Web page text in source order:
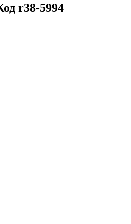
r38-5994